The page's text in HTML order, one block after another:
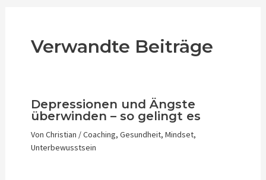
Verwandte Beiträge
Depressionen und Ängste
überwinden – so gelingt es
Von Christian /Coaching, Gesundheit, Mindset,
Unterbewusstsein